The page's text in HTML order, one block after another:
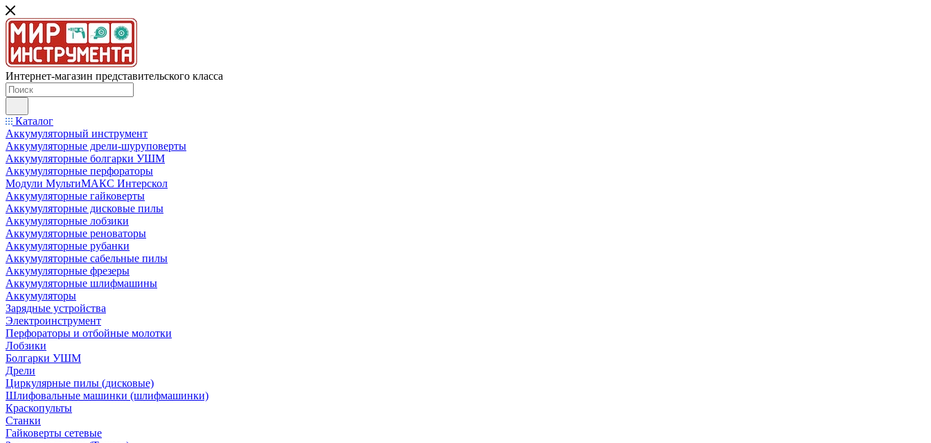
Интернет-магазин представительского класса
Каталог
Аккумуляторный инструмент
Аккумуляторные дрели-шуруповерты
Аккумуляторные болгарки УШМ
Аккумуляторные перфораторы
Модули МультиМАКС Интерскол
Аккумуляторные гайковерты
Аккумуляторные дисковые пилы
Аккумуляторные лобзики
Аккумуляторные реноваторы
Аккумуляторные рубанки
Аккумуляторные сабельные пилы
Аккумуляторные фрезеры
Аккумуляторные шлифмашины
Аккумуляторы
Зарядные устройства
Электроинструмент
Перфораторы и отбойные молотки
Лобзики
Болгарки УШМ
Дрели
Циркулярные пилы (дисковые)
Шлифовальные машинки (шлифмашинки)
Краскопульты
Станки
Гайковерты сетевые